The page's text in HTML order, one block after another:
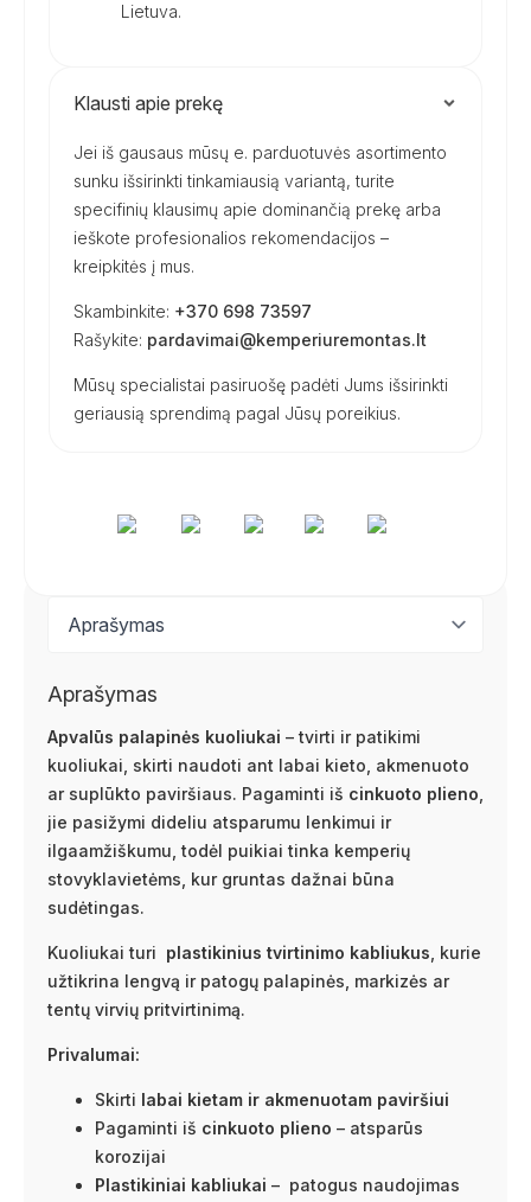
Lietuva.
Klausti apie prekę
Jei iš gausaus mūsų e. parduotuvės asortimento
sunku išsirinkti tinkamiausią variantą, turite
specifinių klausimų apie dominančią prekę arba
ieškote profesionalios rekomendacijos –
kreipkitės į mus.
Skambinkite: +370 698 73597
Rašykite: pardavimai@kemperiuremontas.lt
Mūsų specialistai pasiruošę padėti Jums išsirinkti
geriausią sprendimą pagal Jūsų poreikius.
Aprašymas
Apvalūs palapinės kuoliukai – tvirti ir patikimi
kuoliukai, skirti naudoti ant labai kieto, akmenuoto
ar suplūkto paviršiaus. Pagaminti iš cinkuoto plieno
jie pasižymi dideliu atsparumu lenkimui ir
ilgaamžiškumu, todėl puikiai tinka kemperių
stovyklavietėms, kur gruntas dažnai būna
sudėtingas.
Kuoliukai turi plastikinius tvirtinimo kabliukus , kurie
užtikrina lengvą ir patogų palapinės, markizės ar
tentų virvių pritvirtinimą.
Privalumai:
Skirti labai kietam ir akmenuotam paviršiui
Pagaminti iš cinkuoto plieno – atsparūs
korozijai
Plastikiniai kabliukai – patogus naudojimas